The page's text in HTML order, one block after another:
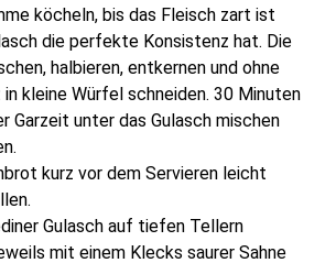
köcheln, bis das Fleisch zart ist
die perfekte Konsistenz hat. Die
halbieren, entkernen und ohne
kleine Würfel schneiden. 30 Minuten
Garzeit unter das Gulasch mischen
kurz vor dem Servieren leicht
Gulasch auf tiefen Tellern
mit einem Klecks saurer Sahne